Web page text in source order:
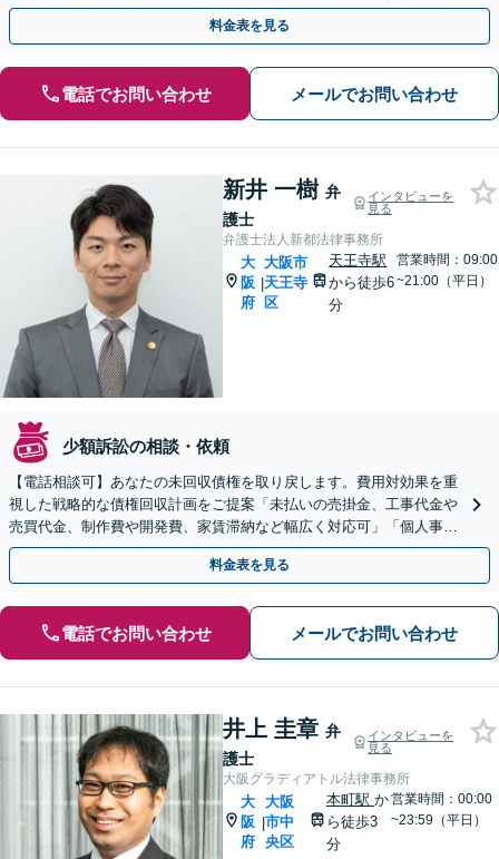
人・法人を問わず、まずはお電話ください。
料金表を見る
電話でお問い合わせ メールでお問い合わせ
新井 一樹 弁
護士
インタビューを
見る
弁護士法人新都法律事務所
大
阪
府
|
大阪市
天王寺
区
天王寺駅
から徒歩6
分
営業時間：09:00
~21:00（平日）
少額訴訟の相談・依頼
【電話相談可】あなたの未回収債権を取り戻します。費用対効果を重
視した戦略的な債権回収計画をご提案「未払いの売掛金、工事代金や
売買代金、制作費や開発費、家賃滞納など幅広く対応可」「個人事業
主・フリーランスも相談可」【休日・夜間相談可】
料金表を見る
電話でお問い合わせ メールでお問い合わせ
井上 圭章 弁
護士
インタビューを
見る
大阪グラディアトル法律事務所
大
阪
府
|
大阪
市中
央区
本町駅 か
ら徒歩3
分
営業時間：00:00
~23:59（平日）